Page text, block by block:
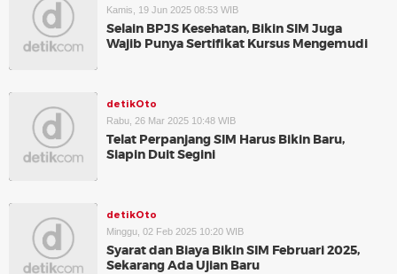
Kamis, 19 Jun 2025 08:53 WIB
Selain BPJS Kesehatan, Bikin SIM Juga
Wajib Punya Sertifikat Kursus Mengemudi
detikOto
Rabu, 26 Mar 2025 10:48 WIB
Telat Perpanjang SIM Harus Bikin Baru,
Siapin Duit Segini
detikOto
Minggu, 02 Feb 2025 10:20 WIB
Syarat dan Biaya Bikin SIM Februari 2025,
Sekarang Ada Ujian Baru